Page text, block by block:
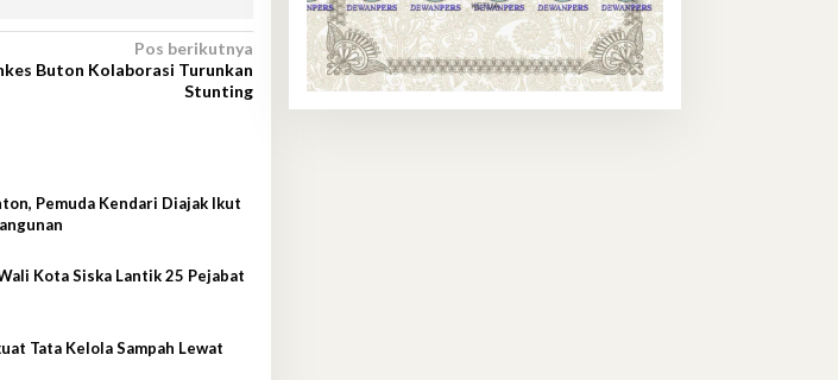
Pos berikutnya
Buton Kolaborasi Turunkan
Stunting
Pemuda Kendari Diajak Ikut
Kota Siska Lantik 25 Pejabat
Tata Kelola Sampah Lewat